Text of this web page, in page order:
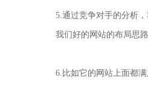
5.通过竞争对手的分析
我们好的网站的布局思
6.比如它的网站上面都